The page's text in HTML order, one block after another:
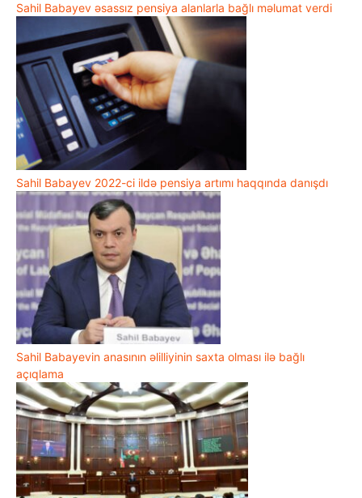
Sahil Babayev əsassız pensiya alanlarla bağlı məlumat verdi
Sahil Babayev 2022-ci ildə pensiya artımı haqqında danışdı
Sahil Babayevin anasının əlilliyinin saxta olması ilə bağlı
açıqlama